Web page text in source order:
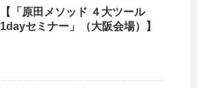
【「原田メソッド ４大ツール
1dayセミナー」（大阪会場）】